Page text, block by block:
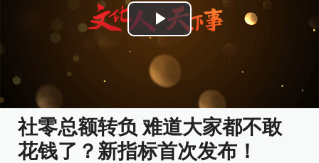
Play
Video
社零总额转负 难道大家都不敢
花钱了？新指标首次发布！